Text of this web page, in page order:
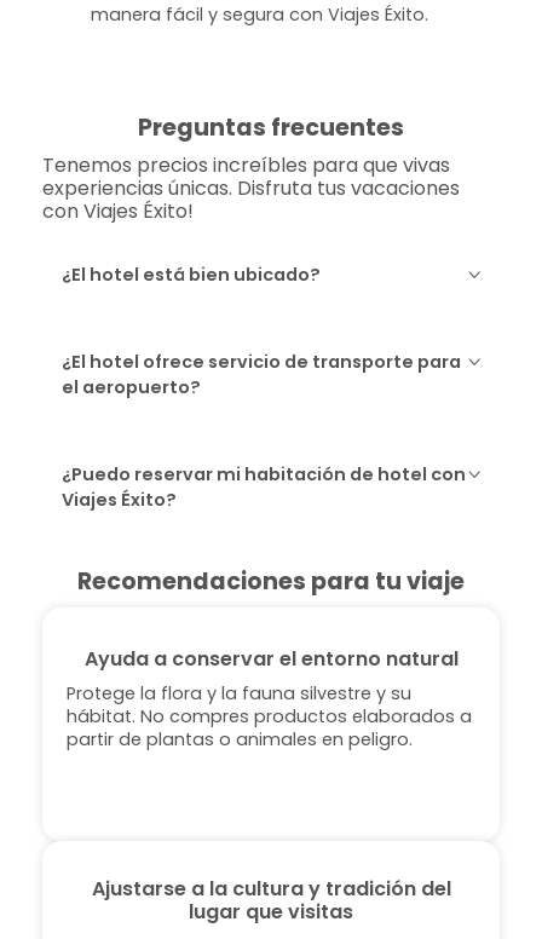
manera fácil y segura con Viajes Éxito.
Preguntas frecuentes
Tenemos precios increíbles para que vivas
experiencias únicas. Disfruta tus vacaciones
con Viajes Éxito!
¿El hotel está bien ubicado?
¿El hotel ofrece servicio de transporte para
el aeropuerto?
¿Puedo reservar mi habitación de hotel con
Viajes Éxito?
Recomendaciones para tu viaje
Ayuda a conservar el entorno natural
Protege la flora y la fauna silvestre y su
hábitat. No compres productos elaborados a
partir de plantas o animales en peligro.
Ajustarse a la cultura y tradición del
lugar que visitas